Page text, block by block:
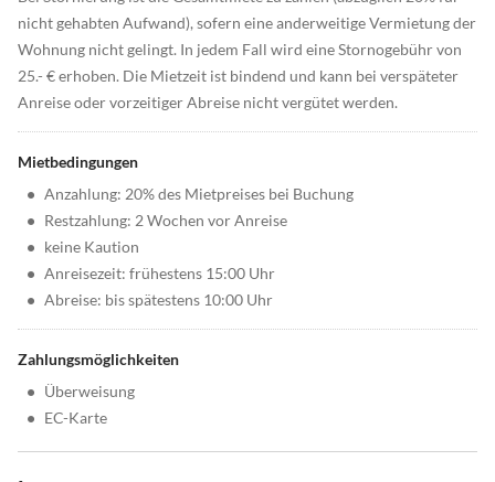
nicht gehabten Aufwand), sofern eine anderweitige Vermietung der
Wohnung nicht gelingt. In jedem Fall wird eine Stornogebühr von
25.- € erhoben. Die Mietzeit ist bindend und kann bei verspäteter
Anreise oder vorzeitiger Abreise nicht vergütet werden.
Mietbedingungen
• Anzahlung: 20% des Mietpreises bei Buchung
• Restzahlung: 2 Wochen vor Anreise
• keine Kaution
• Anreisezeit: frühestens 15:00 Uhr
• Abreise: bis spätestens 10:00 Uhr
Zahlungsmöglichkeiten
• Überweisung
• EC-Karte